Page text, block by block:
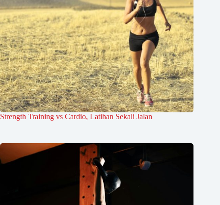
Strength Training vs Cardio, Latihan Sekali Jalan